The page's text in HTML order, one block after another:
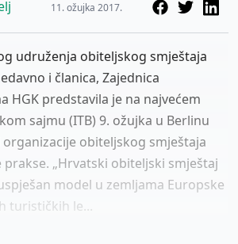
11. ožujka 2017.
udruženja obiteljskog smještaja
i članica, Zajednica
HGK predstavila je na najvećem
sajmu (ITB) 9. ožujka u Berlinu
obiteljskog smještaja
„Hrvatski obiteljski smještaj
model u zemljama Europske
turističkih le...